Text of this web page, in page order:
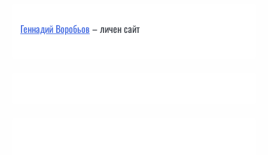
Геннадий Воробьов– личен сайт